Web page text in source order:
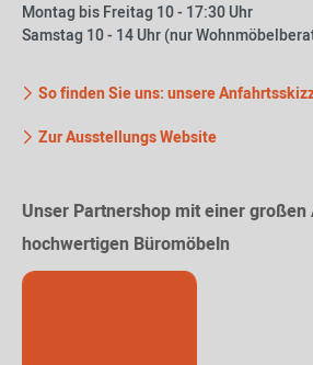
Montag bis Freitag 10 - 17:30 Uhr
Samstag 10 - 14 Uhr (nur
So finden Sie uns: unsere
Zur Ausstellungs Website
Unser Partnershop mit einer großen
hochwertigen Büromöbeln